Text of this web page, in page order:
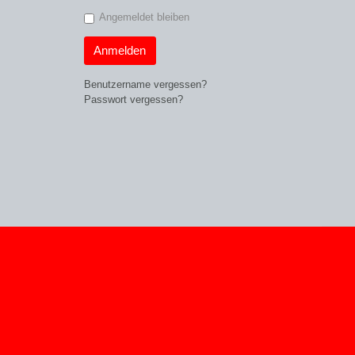
Angemeldet bleiben
Anmelden
Benutzername vergessen?
Passwort vergessen?